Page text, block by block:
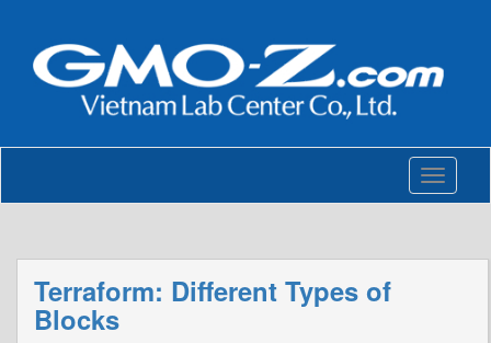
Toggle
Terraform: Different Types of
Blocks